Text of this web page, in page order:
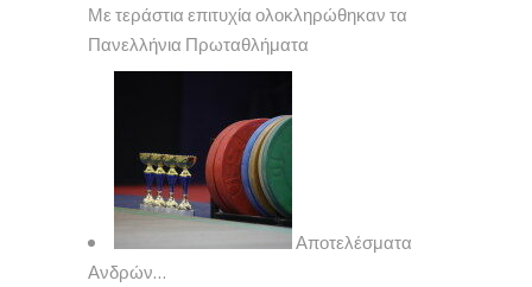
Με τεράστια επιτυχία ολοκληρώθηκαν τα
Πανελλήνια Πρωταθλήματα
Αποτελέσματα
Ανδρών…